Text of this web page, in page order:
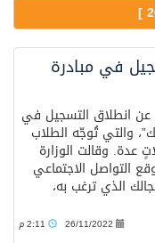
خلال 3 أيام… التجمعات الصحية تتلقى رغبات أكثر من 87% من موظفي وزارة الصحة لعروض الانتقال
الهيئة العامة للأمن الغذائي تكثف جهودها للحد من الفقد والهدر الغذائي خلال موسم حج 1447هـ
في مبادرة
عن انطلاق التسجيل في
والتي تُوجّه الطلاب
عدة. وقالت الوزارة
التواصل الاجتماعي
الذي ترغب به،
26/11/2022